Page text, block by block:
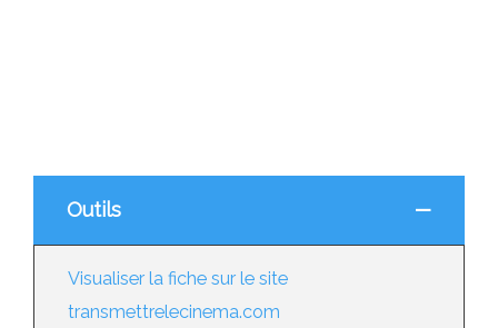
Outils
Visualiser la fiche sur le site
transmettrelecinema.com